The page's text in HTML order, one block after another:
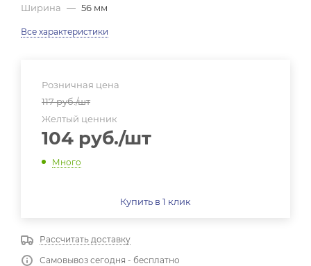
Ширина — 56 мм
Все характеристики
Розничная цена
117руб./шт
Желтый ценник
104 руб./шт
Много
Купить в 1 клик
Рассчитать доставку
Самовывоз сегодня - бесплатно